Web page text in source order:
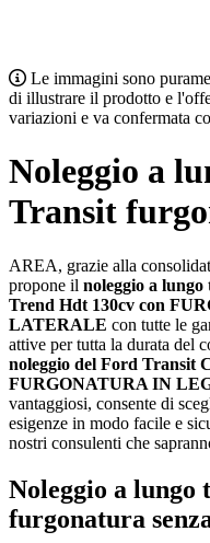
Le immagini sono
di illustrare il prodotto e
variazioni e va confermata
Noleggio a
Transit
AREA, grazie alla
propone il noleggio a
Trend Hdt 130cv con
LATERALE con tutte le
attive per tutta la durata del
noleggio del Ford Transit
FURGONATURA IN
vantaggiosi, consente di
esigenze in modo facile e
nostri consulenti che
Noleggio a
furgonatura